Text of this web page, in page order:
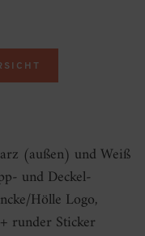
(außen) und Weiß
und Deckel-
Hölle Logo,
runder Sticker